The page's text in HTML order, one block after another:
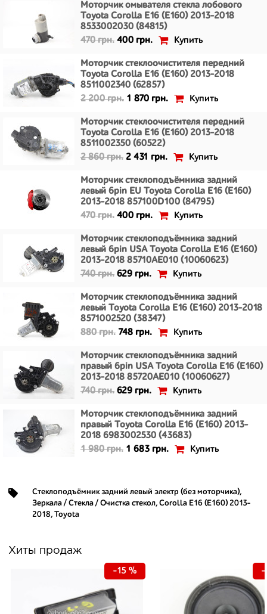
Моторчик омывателя стекла лобового
Toyota Corolla E16 (E160) 2013-2018
8533002030 (84815)
470 грн. 400 грн. Купить
Моторчик стеклоочистителя передний
Toyota Corolla E16 (E160) 2013-2018
8511002340 (62857)
2 200 грн. 1 870 грн. Купить
Моторчик стеклоочистителя передний
Toyota Corolla E16 (E160) 2013-2018
8511002350 (60522)
2 860 грн. 2 431 грн. Купить
Моторчик стеклоподъёмника задний
левый 6pin EU Toyota Corolla E16 (E160)
2013-2018 857100D100 (84795)
470 грн. 400 грн. Купить
Моторчик стеклоподъёмника задний
левый 6pin USA Toyota Corolla E16 (E160)
2013-2018 85710AE010 (10060623)
740 грн. 629 грн. Купить
Моторчик стеклоподъёмника задний
левый Toyota Corolla E16 (E160) 2013-2018
8571002520 (38347)
880 грн. 748 грн. Купить
Моторчик стеклоподъёмника задний
правый 6pin USA Toyota Corolla E16 (E160)
2013-2018 85720AE010 (10060627)
740 грн. 629 грн. Купить
Моторчик стеклоподъёмника задний
правый Toyota Corolla E16 (E160) 2013-
2018 6983002530 (43683)
1 980 грн. 1 683 грн. Купить
Стеклоподъёмник задний левый электр (без моторчика),
Зеркала / Стекла / Очистка стекол, Corolla E16 (E160) 2013-
2018, Toyota
Хиты продаж
-15 % -